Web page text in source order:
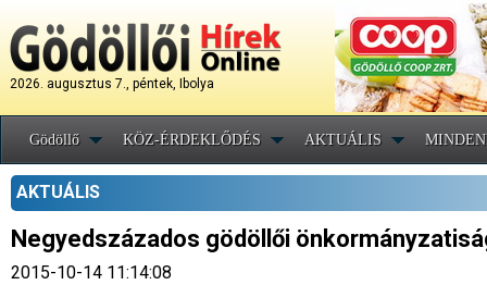
2026. augusztus 7., péntek, Ibolya
Gödöllő KÖZ-ÉRDEKLŐDÉS AKTUÁLIS
AKTUÁLIS
Negyedszázados gödöllői
2015-10-14 11:14:08